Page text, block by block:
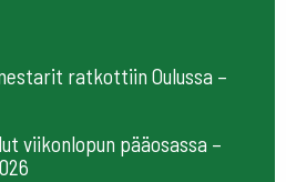
ratkottiin Oulussa –
viikonlopun pääosassa –